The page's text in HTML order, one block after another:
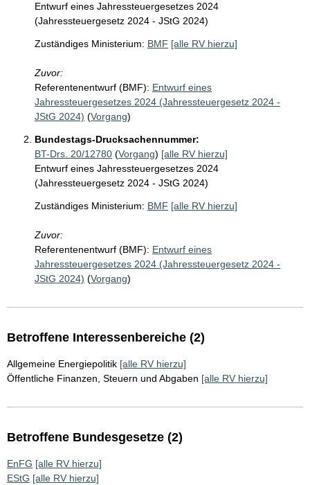
Entwurf eines Jahressteuergesetzes 2024
(Jahressteuergesetz 2024 - JStG 2024)
Zuständiges Ministerium: BMF [alle RV hierzu]
Zuvor:
Referentenentwurf (BMF): Entwurf eines
Jahressteuergesetzes 2024 (Jahressteuergesetz 2024 -
JStG 2024) (Vorgang)
Bundestags-Drucksachennummer:
BT-Drs. 20/12780 (Vorgang) [alle RV hierzu]
Entwurf eines Jahressteuergesetzes 2024
(Jahressteuergesetz 2024 - JStG 2024)
Zuständiges Ministerium: BMF [alle RV hierzu]
Zuvor:
Referentenentwurf (BMF): Entwurf eines
Jahressteuergesetzes 2024 (Jahressteuergesetz 2024 -
JStG 2024) (Vorgang)
Betroffene Interessenbereiche (2)
Allgemeine Energiepolitik [alle RV hierzu]
Öffentliche Finanzen, Steuern und Abgaben [alle RV hierzu]
Betroffene Bundesgesetze (2)
EnFG [alle RV hierzu]
EStG [alle RV hierzu]